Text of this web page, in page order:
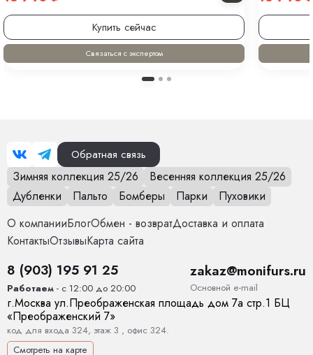
Купить сейчас
Связаться с экспертом
Обратная связь
Зимняя коллекция 25/26
Весенняя коллекция 25/26
Дубленки
Пальто Бомберы Парки
Пуховики
О компанииБлогОбмен - возвратДоставка и оплата
КонтактыОтзывыКарта сайта
8 (903) 195 91 25
Работаем - с 12:00 до 20:00
zakaz@monifurs.ru
Основной е-mail
г.Москва ул.Преображенская площадь дом 7а стр.1 БЦ
«Преображенский 7»
код для входа 324, этаж 3 , офис 324.
Смотреть на карте